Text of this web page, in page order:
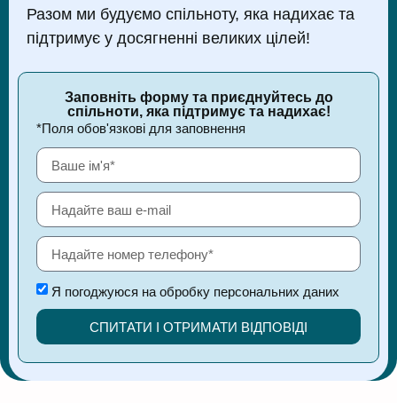
Разом ми будуємо спільноту, яка надихає та
підтримує у досягненні великих цілей!
Заповніть форму та приєднуйтесь до
спільноти, яка підтримує та надихає!
*Поля обов'язкові для заповнення
Я погоджуюся на обробку персональних даних
СПИТАТИ І ОТРИМАТИ ВІДПОВІДІ